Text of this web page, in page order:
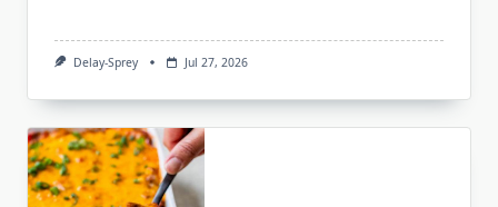
Delay-Sprey Jul 27, 2026